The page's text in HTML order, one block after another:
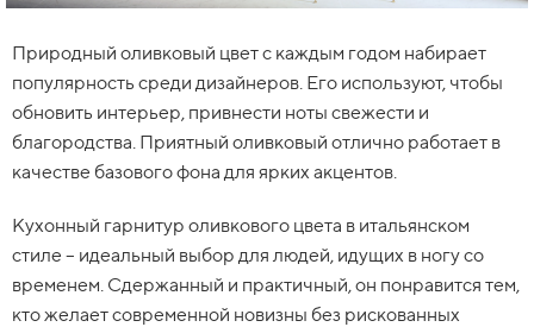
Природный оливковый цвет с каждым годом набирает
популярность среди дизайнеров. Его используют, чтобы
обновить интерьер, привнести ноты свежести и
благородства. Приятный оливковый отлично работает в
качестве базового фона для ярких акцентов.
Кухонный гарнитур оливкового цвета в итальянском
стиле – идеальный выбор для людей, идущих в ногу со
временем. Сдержанный и практичный, он понравится тем,
кто желает современной новизны без рискованных